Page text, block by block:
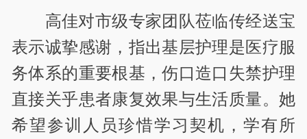
高佳对市级专家团队莅临传经送宝
表示诚挚感谢，指出基层护理是医疗服
务体系的重要根基，伤口造口失禁护理
直接关乎患者康复效果与生活质量。她
希望参训人员珍惜学习契机，学有所